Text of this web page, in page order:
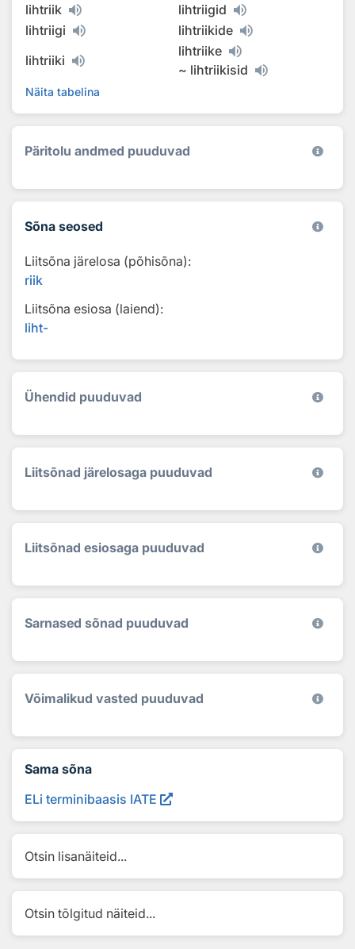
lihtriik
lihtriigid
lihtriigi
lihtriikide
lihtriiki
lihtriike
~ lihtriikisid
Näita tabelina
Päritolu andmed puuduvad
Sõna seosed
Liitsõna järelosa (põhisõna):
riik
Liitsõna esiosa (laiend):
liht-
Ühendid puuduvad
Liitsõnad järelosaga puuduvad
Liitsõnad esiosaga puuduvad
Sarnased sõnad puuduvad
Võimalikud vasted puuduvad
Sama sõna
ELi terminibaasis IATE
Otsin lisanäiteid...
Otsin tõlgitud näiteid...